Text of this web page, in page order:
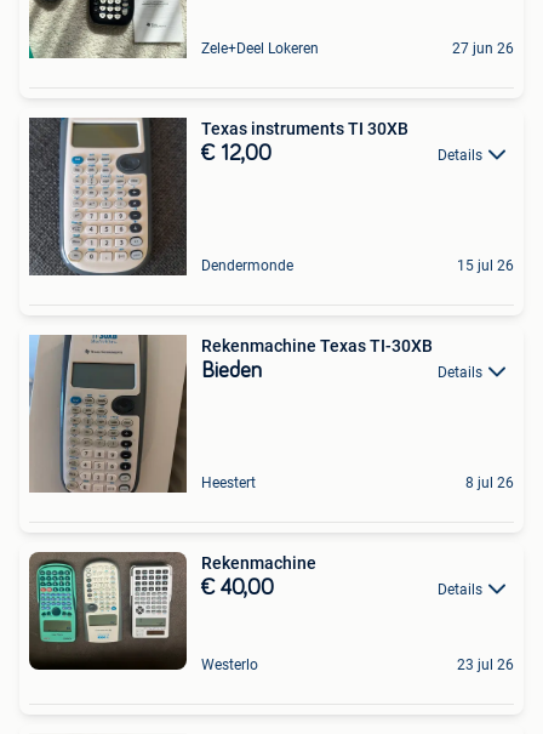
Zele+Deel Lokeren 27 jun 26
Texas instruments TI 30XB
€ 12,00 Details
Dendermonde 15 jul 26
Rekenmachine Texas TI-30XB
Bieden Details
Heestert 8 jul 26
Rekenmachine
€ 40,00 Details
Westerlo 23 jul 26